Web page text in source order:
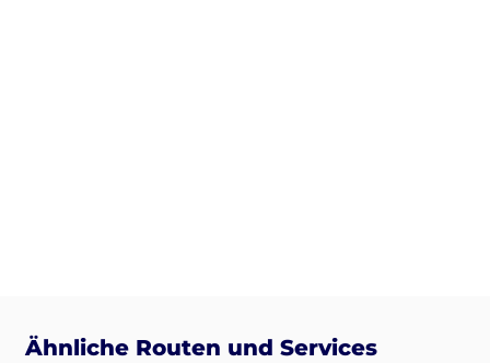
Ähnliche Routen und Services